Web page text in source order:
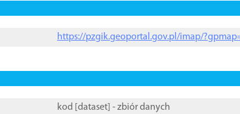
https://pzgik.geoportal.gov.pl/imap/
kod [ dataset ] - zbiór danych